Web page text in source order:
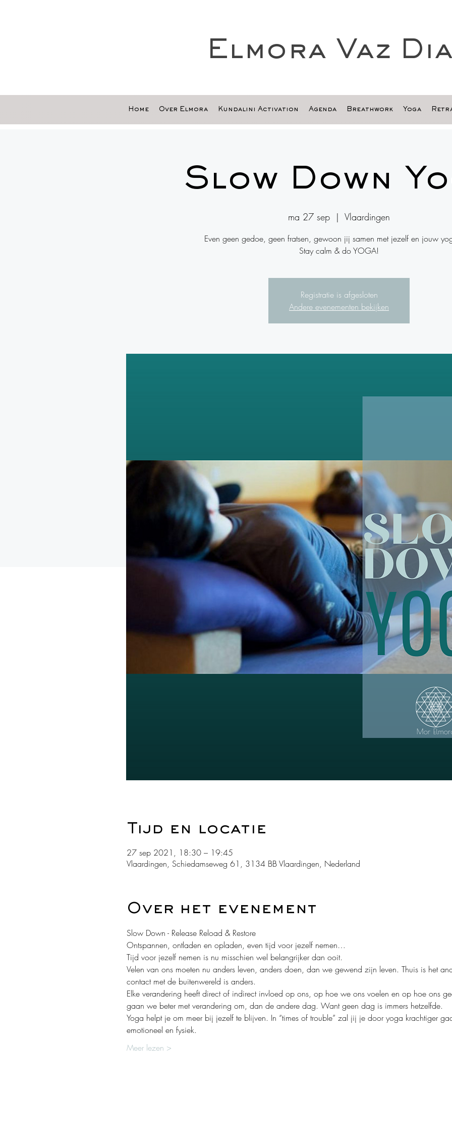
Elmora Vaz
Home Over Elmora Kundalini Activation Agenda Breathwork Yoga
Slow Down
ma 27 sep
  |
Vlaardingen
Even geen gedoe, geen fratsen, gewoon jij samen met jezelf en jouw
Stay calm & do YOGA!
Registratie is afgesloten
Andere evenementen bekijken
Tijd en locatie
27 sep 2021, 18:30 – 19:45
Vlaardingen, Schiedamseweg 61, 3134 BB Vlaardingen, Nederland
Over het evenement
Slow Down - Release Reload & Restore
Ontspannen, ontladen en opladen, even tijd voor jezelf nemen…
Tijd voor jezelf nemen is nu misschien wel belangrijker dan ooit.
Velen van ons moeten nu anders leven, anders doen, dan we gewend zijn leven. Thuis is het
contact met de buitenwereld is anders.
Elke verandering heeft direct of indirect invloed op ons, op hoe we ons voelen en op hoe ons
gaan we beter met verandering om, dan de andere dag. Want geen dag is immers hetzelfde.
Yoga helpt je om meer bij jezelf te blijven. In “times of trouble” zal jij je door yoga krachtiger
emotioneel en fysiek.
Meer lezen >